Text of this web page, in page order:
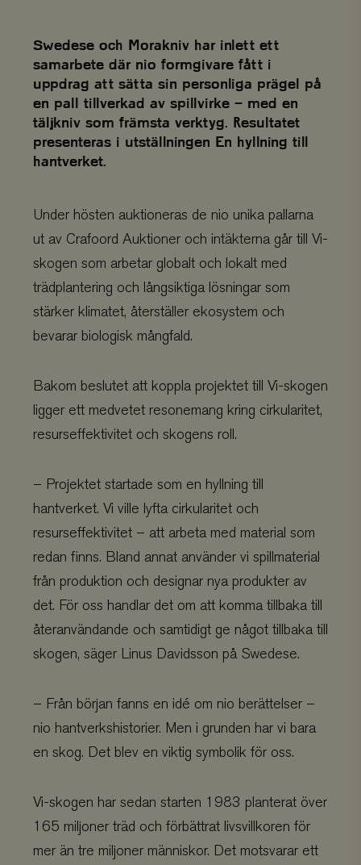
Swedese och Morakniv har inlett ett
samarbete där nio formgivare fått i
uppdrag att sätta sin personliga prägel på
en pall tillverkad av spillvirke – med en
täljkniv som främsta verktyg. Resultatet
presenteras i utställningen En hyllning till
hantverket.
Under hösten auktioneras de nio unika pallarna
ut av Crafoord Auktioner och intäkterna går till Vi-
skogen som arbetar globalt och lokalt med
trädplantering och långsiktiga lösningar som
stärker klimatet, återställer ekosystem och
bevarar biologisk mångfald.
Bakom beslutet att koppla projektet till Vi-skogen
ligger ett medvetet resonemang kring cirkularitet,
resurseffektivitet och skogens roll.
– Projektet startade som en hyllning till
hantverket. Vi ville lyfta cirkularitet och
resurseffektivitet – att arbeta med material som
redan finns. Bland annat använder vi spillmaterial
från produktion och designar nya produkter av
det. För oss handlar det om att komma tillbaka till
återanvändande och samtidigt ge något tillbaka till
skogen, säger Linus Davidsson på Swedese.
– Från början fanns en idé om nio berättelser –
nio hantverkshistorier. Men i grunden har vi bara
en skog. Det blev en viktig symbolik för oss.
Vi-skogen har sedan starten 1983 planterat över
165 miljoner träd och förbättrat livsvillkoren för
mer än tre miljoner människor. Det motsvarar ett